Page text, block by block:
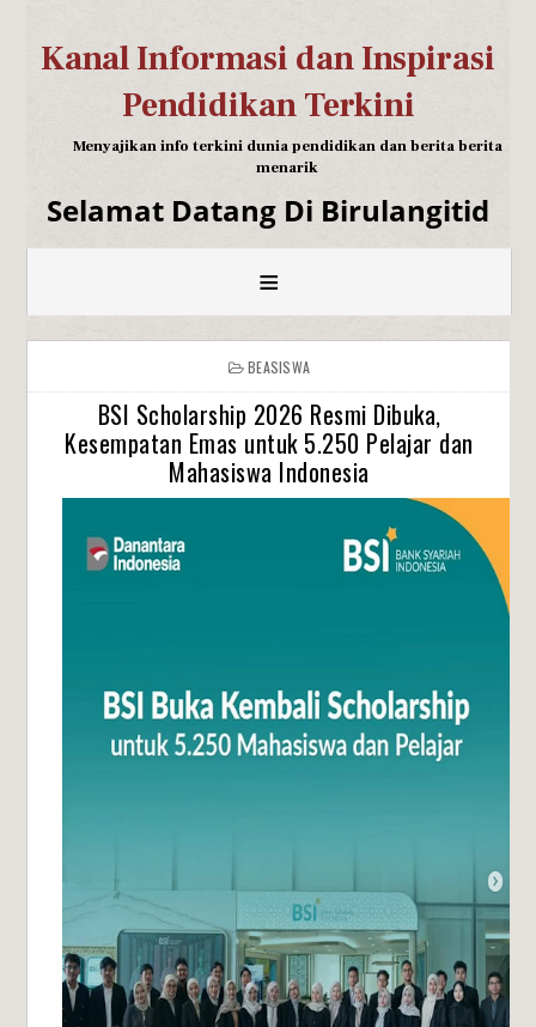
Kanal Informasi dan Inspirasi
Pendidikan Terkini
Menyajikan info terkini dunia pendidikan dan berita berita
menarik
Selamat Datang Di Birulangitid
≡
BEASISWA
BSI Scholarship 2026 Resmi Dibuka,
Kesempatan Emas untuk 5.250 Pelajar dan
Mahasiswa Indonesia